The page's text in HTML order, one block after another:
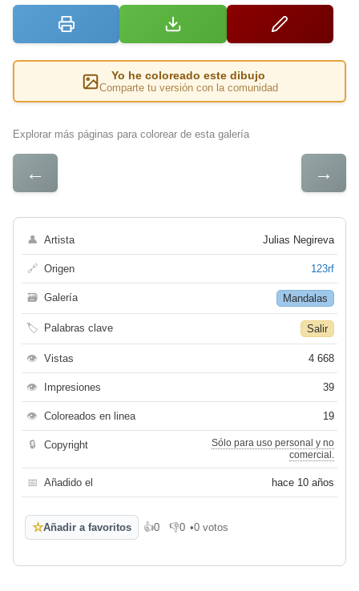
Yo he coloreado este dibujo
Comparte tu versión con la comunidad
Explorar más páginas para colorear de esta galería
← →
👤 Artista Julias Negireva
🔗 Origen 123rf
🗃 Galería Mandalas
🏷 Palabras clave Salir
👁 Vistas 4 668
👁 Impresiones 39
👁 Coloreados en linea 19
🔒 Copyright
Sólo para uso personal y no
comercial.
📅 Añadido el hace 10 años
☆Añadir a favoritos 👍0
Me gusta
👎0
No me gusta
•0 votos